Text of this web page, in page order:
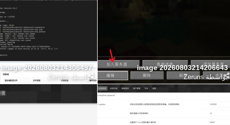
image 20260803214306497
بواسطةZeruns
image 20260803214206643
بواسطة Zeruns